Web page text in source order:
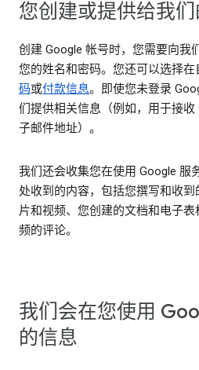
您创建或提供给我
创建 Google 帐号时，您需要向我
您的姓名和密码。您还可以选择在
码或付款信息。即使您未登录
们提供相关信息（例如，用于接
子邮件地址）。
我们还会收集您在使用 Google 服
处收到的内容，包括您撰写和收
片和视频、您创建的文档和电子
频的评论。
我们会在您使用
的信息